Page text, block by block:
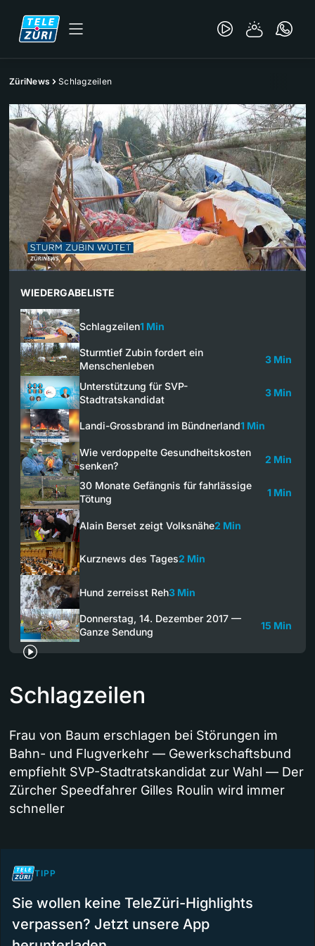
ZüriNews Schlagzeilen
WIEDERGABELISTE
Schlagzeilen1 Min
Sturmtief Zubin fordert ein
Menschenleben
3 Min
Unterstützung für SVP-
Stadtratskandidat
3 Min
Landi-Grossbrand im Bündnerland1 Min
Wie verdoppelte Gesundheitskosten
senken?
2 Min
30 Monate Gefängnis für fahrlässige
Tötung
1 Min
Alain Berset zeigt Volksnähe2 Min
Kurznews des Tages2 Min
Hund zerreisst Reh3 Min
Donnerstag, 14. Dezember 2017 —
Ganze Sendung
15 Min
Schlagzeilen
Frau von Baum erschlagen bei Störungen im
Bahn- und Flugverkehr — Gewerkschaftsbund
empfiehlt SVP-Stadtratskandidat zur Wahl — Der
Zürcher Speedfahrer Gilles Roulin wird immer
schneller
TIPP
Sie wollen keine TeleZüri-Highlights
verpassen? Jetzt unsere App